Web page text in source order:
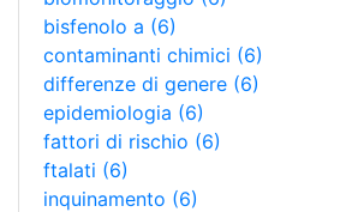
bisfenolo a (6)
contaminanti chimici (6)
differenze di genere (6)
epidemiologia (6)
fattori di rischio (6)
ftalati (6)
inquinamento (6)